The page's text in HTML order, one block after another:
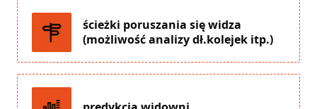
ścieżki poruszania się widza
(możliwość analizy dł.kolejek itp.)